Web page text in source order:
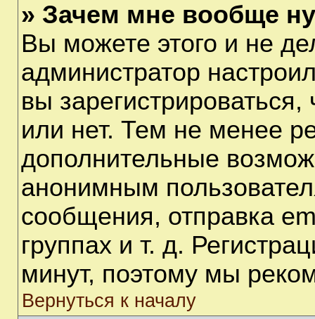
» Зачем мне вообще
Вы можете этого и не
администратор
вы
или нет. Тем не менее
дополнительные
анонимным
сообщения, отправка
группах и т. д.
минут, поэтому мы
Вернуться к началу